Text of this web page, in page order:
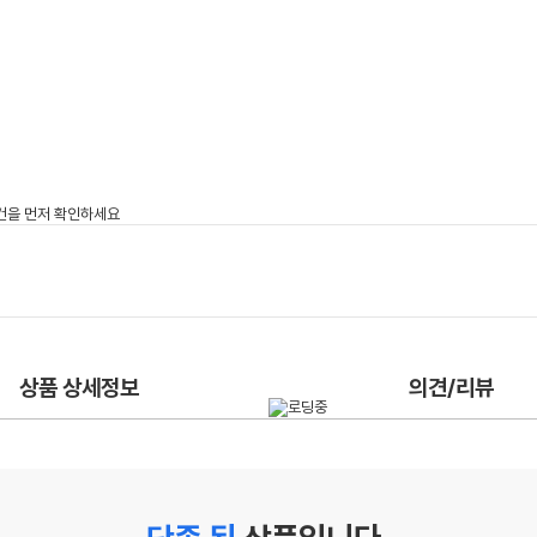
상품 상세정보 의견/리뷰